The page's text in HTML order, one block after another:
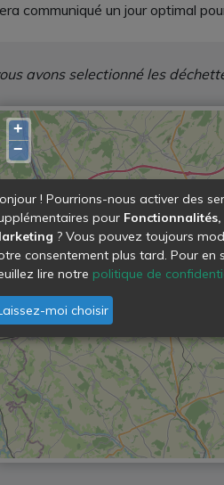
communiqué un jour optimal
avons selectionné les
+
−
! Pourrions-nous activer des
pour
? Vous pouvez toujours
consentement plus tard. Pour en
lire notre politique de
moi choisir